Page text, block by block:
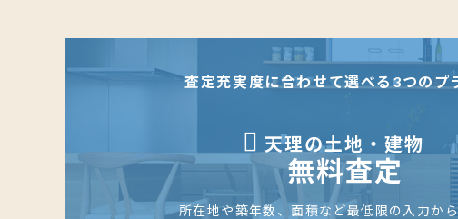
査定充実度に合わせて選べる3つのプ
天理の土地・建物
無料査定
所在地や築年数、面積など最低限の入力から